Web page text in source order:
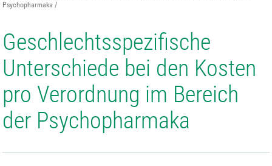
Psychopharmaka
Geschlechtsspezifische
Unterschiede bei den Kosten
pro Verordnung im Bereich
der Psychopharmaka